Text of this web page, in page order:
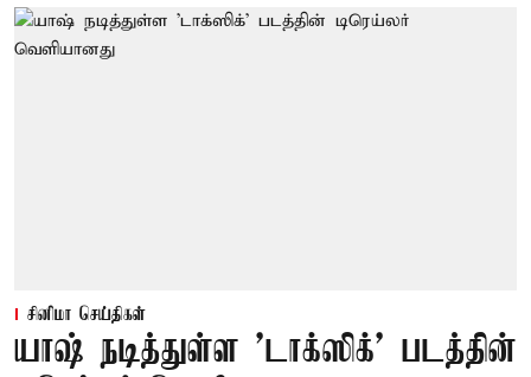
சினிமா செய்திகள்
யாஷ் நடித்துள்ள 'டாக்‌ஸிக்' படத்தின்